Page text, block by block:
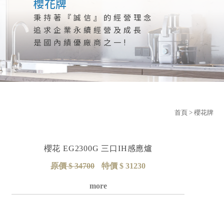
櫻花牌
首頁> 櫻花牌
櫻花 EG2300G 三口IH感應爐
原價 $ 34700 特價 $ 31230
詳細資料